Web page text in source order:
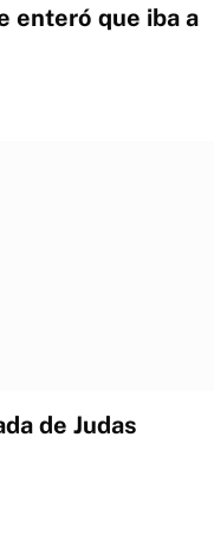
enteró que iba a
de Judas